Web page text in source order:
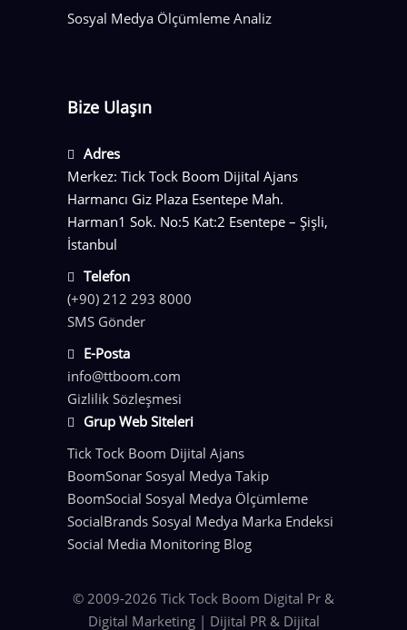
Sosyal Medya Ölçümleme Analiz
Bize Ulaşın
Adres
Merkez: Tick Tock Boom Dijital Ajans
Harmancı Giz Plaza Esentepe Mah.
Harman1 Sok. No:5 Kat:2 Esentepe – Şişli,
İstanbul
Telefon
(+90) 212 293 8000
SMS Gönder
E-Posta
info@ttboom.com
Gizlilik Sözleşmesi
Grup Web Siteleri
Tick Tock Boom Dijital Ajans
BoomSonar Sosyal Medya Takip
BoomSocial Sosyal Medya Ölçümleme
SocialBrands Sosyal Medya Marka Endeksi
Social Media Monitoring Blog
© 2009-2026 Tick Tock Boom Digital Pr &
Digital Marketing | Dijital PR & Dijital